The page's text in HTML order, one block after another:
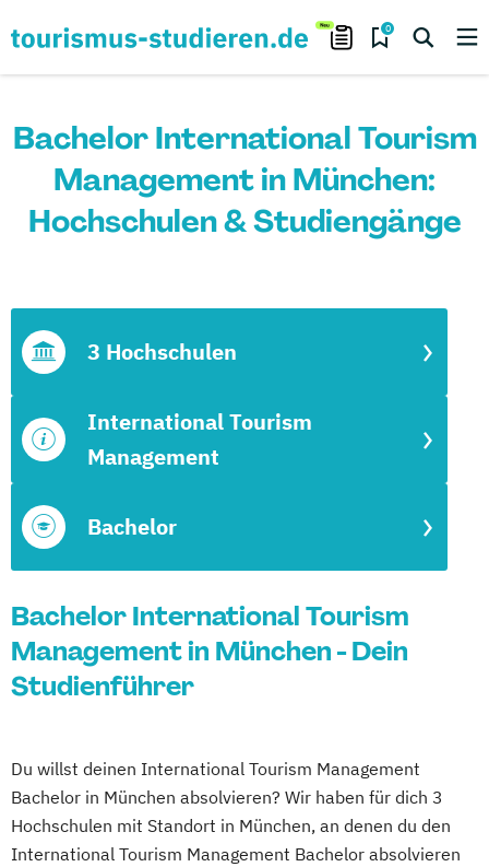
0
Bachelor International Tourism
Management in München:
Hochschulen & Studiengänge
Bachelor
International Tourism
Management
3 Hochschulen
Bachelor International Tourism
Management in München - Dein
Studienführer
Du willst deinen International Tourism Management
Bachelor in München absolvieren? Wir haben für dich 3
Hochschulen mit Standort in München, an denen du den
International Tourism Management Bachelor absolvieren